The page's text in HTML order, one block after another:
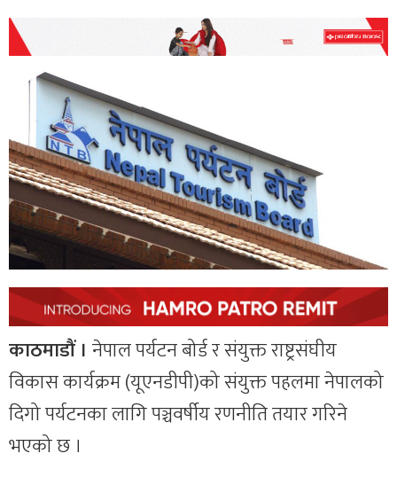
काठमाडौं । नेपाल पर्यटन बोर्ड र संयुक्त राष्ट्रसंघीय
विकास कार्यक्रम (यूएनडीपी)को संयुक्त पहलमा नेपालको
दिगो पर्यटनका लागि पञ्चवर्षीय रणनीति तयार गरिने
भएको छ ।